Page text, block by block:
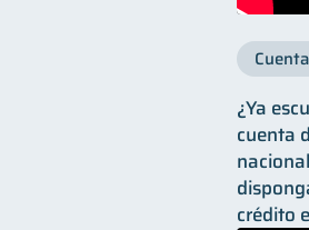
¿Ya
cuenta
crédito